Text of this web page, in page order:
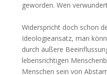
geworden. Wen
Widerspricht doch schon
Ideologieansatz, man
durch äußere
lebensrichtigen
Menschen sein von